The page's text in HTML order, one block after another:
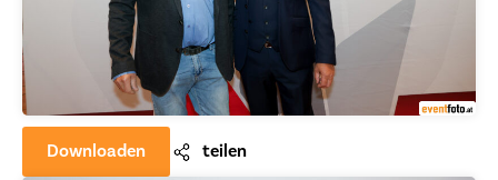
Downloaden teilen